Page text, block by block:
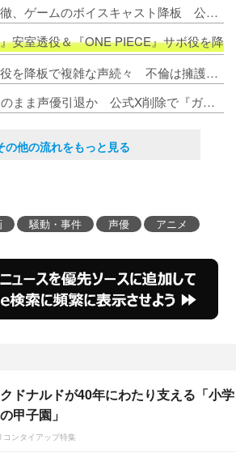
2. 不倫騒動の古谷徹、ゲームのボイスキャスト降板 公式「諸般の事情により」
安室透役＆『ONE PIECE』サボ役を降
4. 古谷徹、安室透役を降板で複雑な声続々 不倫は擁護せずも…唯一無二の存在感
5. 古谷徹70歳、このまま声優引退か 公式X削除で『ガンダム』アムロ役など動向に注目「どうすんだろうな」
の他の流れをもっと見る
騒動・事件 声優 アニメ
ドナルドが40年にわたり支える「小学
甲子園」
コンタイアップ特集